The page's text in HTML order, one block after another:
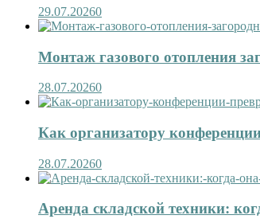
29.07.20260
Монтаж газового отопления
28.07.20260
Как организатору
28.07.20260
Аренда складской техники: